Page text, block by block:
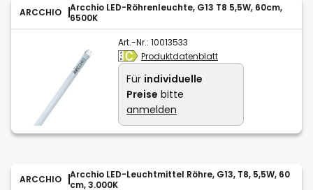
ARCCHIO
Arcchio LED-Röhrenleuchte, G13 T8 5,5W, 60cm,
6500K
Art.-Nr.: 10013533
Produktdatenblatt
Für individuelle
Preise bitte
anmelden
ARCCHIO
Arcchio LED-Leuchtmittel Röhre, G13, T8, 5,5W, 60
cm, 3.000K